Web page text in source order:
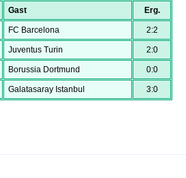
Gast Erg.
FC Barcelona 2:2
Juventus Turin 2:0
Borussia Dortmund 0:0
Galatasaray Istanbul 3:0